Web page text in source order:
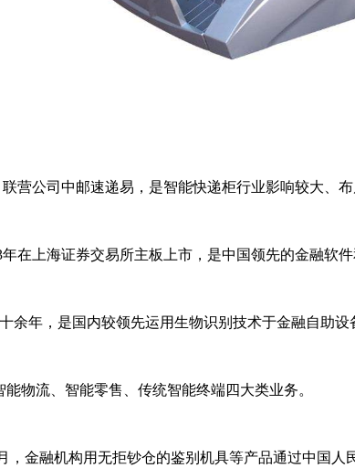
公司中邮速递易，是智能快递柜行业影响较大、布
上海证券交易所主板上市，是中国领先的金融软件
年，是国内较领先运用生物识别技术于金融自助设
流、智能零售、传统智能终端四大类业务。
融机构用无拒钞仓的鉴别机具等产品通过中国人